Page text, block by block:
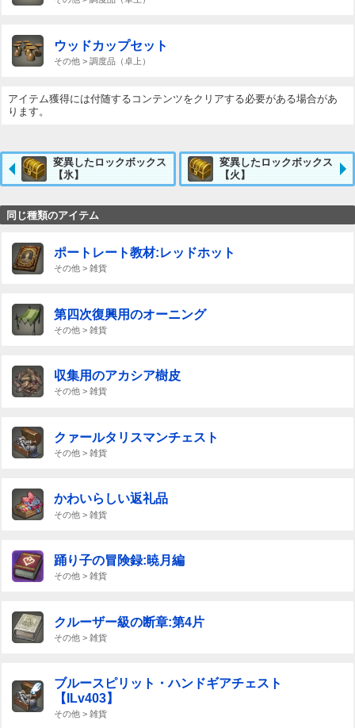
ウッドカップセット
その他 > 調度品（卓上）
アイテム獲得には付随するコンテンツをクリアする必要がある場合があ
ります。
変異したロックボックス
【氷】
変異したロックボックス
【火】
同じ種類のアイテム
ポートレート教材:レッドホット
その他 > 雑貨
第四次復興用のオーニング
その他 > 雑貨
収集用のアカシア樹皮
その他 > 雑貨
クァールタリスマンチェスト
その他 > 雑貨
かわいらしい返礼品
その他 > 雑貨
踊り子の冒険録:暁月編
その他 > 雑貨
クルーザー級の断章:第4片
その他 > 雑貨
ブルースピリット・ハンドギアチェスト
【ILv403】
その他 > 雑貨